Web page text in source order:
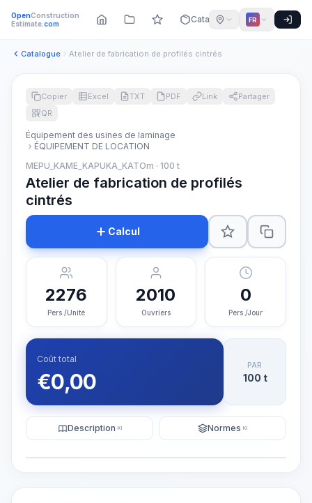
OpenConstruction
Estimate.com Catalogue FR
Catalogue Atelier de fabrication de profilés cintrés
Copier Excel TXT PDF Link
Partager
QR
Équipement des usines de laminage
ÉQUIPEMENT DE LOCATION
MEPU_KAME_KAPUKA_KATOm · 100 t
Atelier de fabrication de profilés
cintrés
Calcul
2276
Pers./Unité
2010
Ouvriers
0
Pers./Jour
Coût total
€0,00
PAR
100 t
Description KI Normes KI